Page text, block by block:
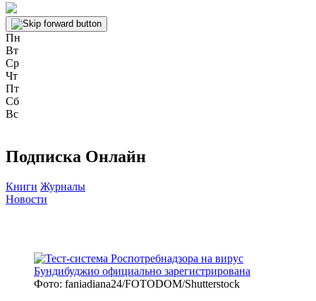
Пн
Вт
Ср
Чт
Пт
Сб
Вс
Подписка Онлайн
Книги Журналы
Новости
Фото: faniadiana24/FOTODOM/Shutterstock